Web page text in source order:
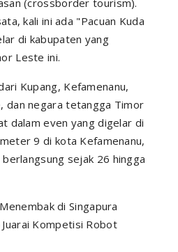
kali ini ada "Pacuan Kuda
di kabupaten yang
Leste ini.
Kupang, Kefamenanu,
dan negara tetangga Timor
dalam even yang digelar di
9 di kota Kefamenanu,
berlangsung sejak 26 hingga
di Singapura
Kompetisi Robot